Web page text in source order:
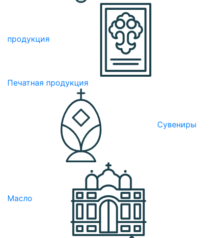
продукция
Печатная продукция
Сувениры
Масло